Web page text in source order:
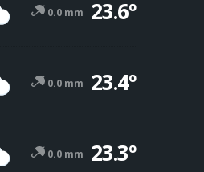
0.0 mm 23.6º
0.0 mm 23.4º
0.0 mm 23.3º